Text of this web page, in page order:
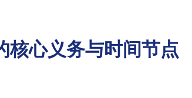
核心义务与时间节点